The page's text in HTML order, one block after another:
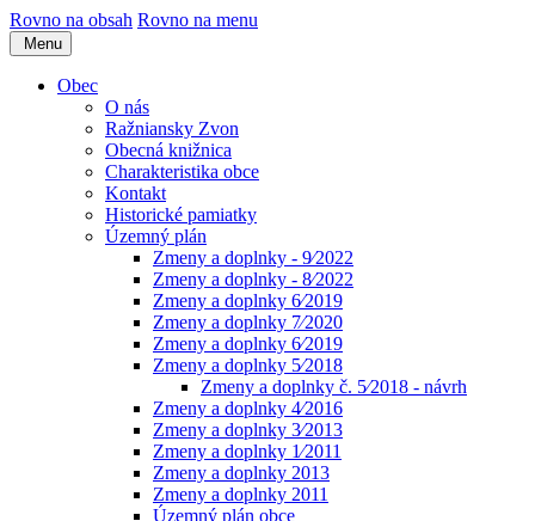
Rovno na obsah Rovno na menu
Menu
Obec
O nás
Ražniansky Zvon
Obecná knižnica
Charakteristika obce
Kontakt
Historické pamiatky
Územný plán
Zmeny a doplnky - 9⁄2022
Zmeny a doplnky - 8⁄2022
Zmeny a doplnky 6⁄2019
Zmeny a doplnky 7⁄2020
Zmeny a doplnky 6⁄2019
Zmeny a doplnky 5⁄2018
Zmeny a doplnky č. 5⁄2018 - návrh
Zmeny a doplnky 4⁄2016
Zmeny a doplnky 3⁄2013
Zmeny a doplnky 1⁄2011
Zmeny a doplnky 2013
Zmeny a doplnky 2011
Územný plán obce